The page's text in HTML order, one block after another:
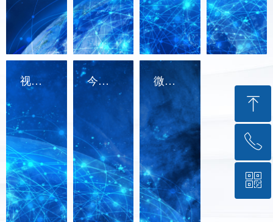
视频号SEO 今日头条SEO 微信SEO
ꁸ
回到顶部
ꂅ
13601021846
ꀥ